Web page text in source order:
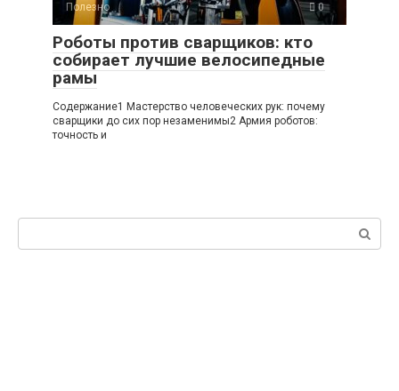
Полезно 0
Роботы против сварщиков: кто
собирает лучшие велосипедные
рамы
Содержание1 Мастерство человеческих рук: почему
сварщики до сих пор незаменимы2 Армия роботов:
точность и